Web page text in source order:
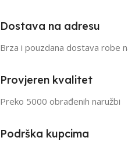
Dostava na adresu
Brza i pouzdana dostava robe
Provjeren kvalitet
Preko 5000 obrađenih naružbi
Podrška kupcima